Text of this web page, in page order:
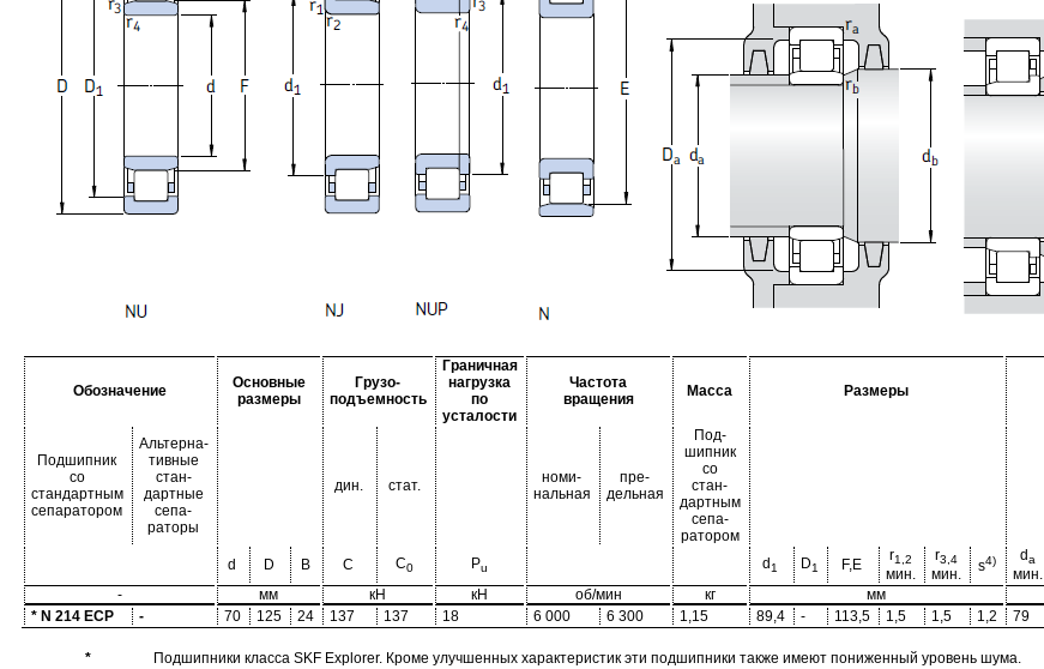
Обозначение
Основные
размеры
Грузо-
подъемность
Граничная
нагрузка
по
усталости
Частота
вращения
Масса Размеры
Подшипник
со
стандартным
сепаратором
Альтерна-
тивные
стан-
дартные
сепа-
раторы
дин. стат.
номи-
нальная
пре-
дельная
Под-
шипник
со
стан-
дартным
сепа-
ратором
d D B C C0 Pu d1 D1 F,E
r1,2
мин.
r3,4
мин.
s4) da
мин.
-
мм кН кН об/мин кг мм
* N 214 ECP
- 70 125 24 137 137 18 6 000 6 300 1,15 89,4 - 113,5 1,5 1,5 1,2 79
*
Подшипники класса SKF Explorer. Кроме улучшенных характеристик эти подшипники также имеют пониженный уровень шума.